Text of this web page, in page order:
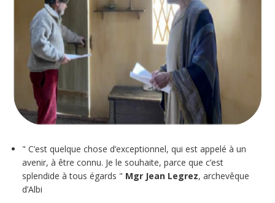
" C’est quelque chose d’exceptionnel, qui est appelé à un
avenir, à être connu. Je le souhaite, parce que c’est
splendide à tous égards " Mgr Jean Legrez, archevêque
d’Albi